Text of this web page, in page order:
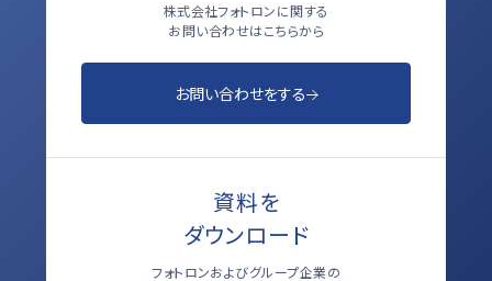
株式会社フォトロンに関する
お問い合わせはこちらから
お問い合わせをする
資料を
ダウンロード
フォトロンおよびグループ企業の